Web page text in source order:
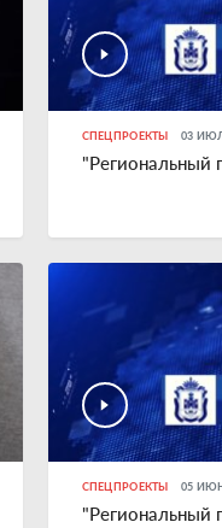
СПЕЦПРОЕКТЫ 03
"Региональный
СПЕЦПРОЕКТЫ 05
"Региональный